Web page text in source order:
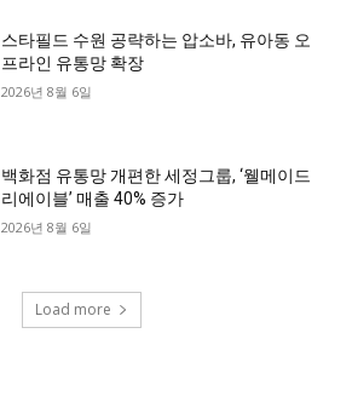
스타필드 수원 공략하는 압소바, 유아동 오
프라인 유통망 확장
2026년 8월 6일
백화점 유통망 개편한 세정그룹, ‘웰메이드
리에이블’ 매출 40% 증가
2026년 8월 6일
Load more